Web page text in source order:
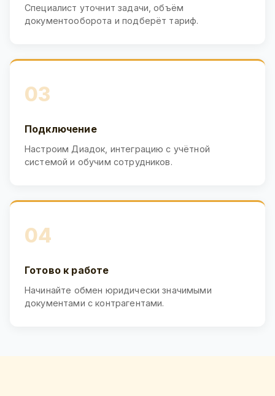
Специалист уточнит задачи, объём
документооборота и подберёт тариф.
03
Подключение
Настроим Диадок, интеграцию с учётной
системой и обучим сотрудников.
04
Готово к работе
Начинайте обмен юридически значимыми
документами с контрагентами.